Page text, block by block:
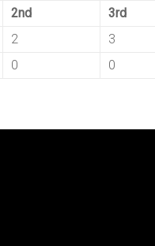
2nd 3rd
2 3
0 0